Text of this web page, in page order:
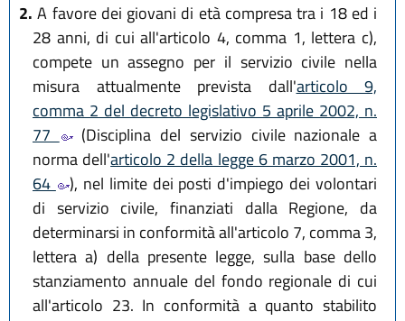
2. A favore dei giovani di età compresa tra i 18 ed i
28 anni, di cui all'articolo 4, comma 1, lettera c),
compete un assegno per il servizio civile nella
misura attualmente prevista dall'articolo 9,
comma 2 del decreto legislativo 5 aprile 2002, n.
77
(Disciplina del servizio civile nazionale a
norma dell'articolo 2 della legge 6 marzo 2001, n.
64
), nel limite dei posti d'impiego dei volontari
di servizio civile, finanziati dalla Regione, da
determinarsi in conformità all'articolo 7, comma 3,
lettera a) della presente legge, sulla base dello
stanziamento annuale del fondo regionale di cui
all'articolo 23. In conformità a quanto stabilito